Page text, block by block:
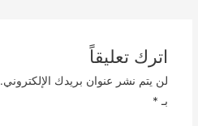
اترك تعليقاً
لن يتم نشر عنوان بريدك الإلكتروني.
بـ *